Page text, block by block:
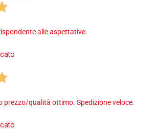
alle aspettative.
prezzo/qualità ottimo. Spedizione veloce.